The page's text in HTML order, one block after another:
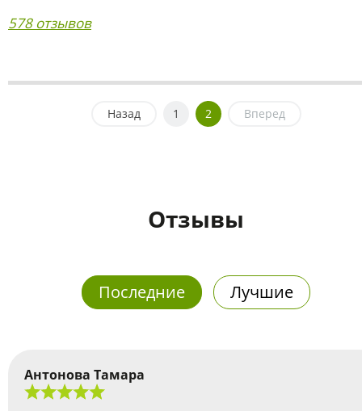
578 отзывов
Назад 1 2 Вперед
Отзывы
Последние Лучшие
Антонова Тамара